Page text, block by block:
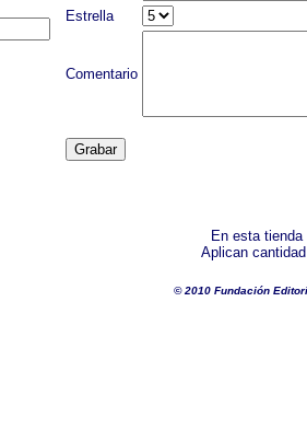
Estrella
Comentario
En esta
Aplican
© 2010 Fundación